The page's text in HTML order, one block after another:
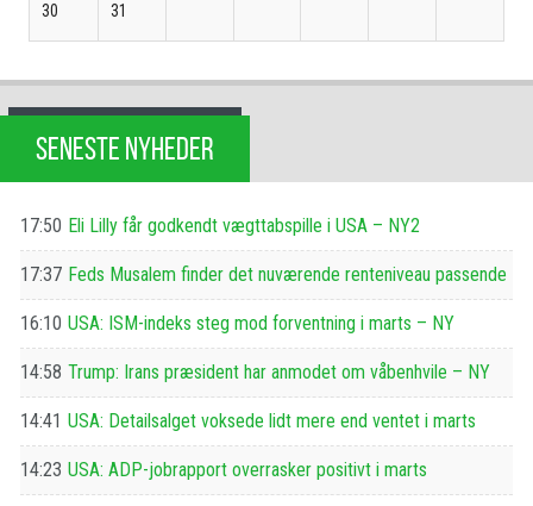
30 31
SENESTE NYHEDER
17:50 Eli Lilly får godkendt vægttabspille i USA – NY2
17:37 Feds Musalem finder det nuværende renteniveau passende
16:10 USA: ISM-indeks steg mod forventning i marts – NY
14:58 Trump: Irans præsident har anmodet om våbenhvile – NY
14:41 USA: Detailsalget voksede lidt mere end ventet i marts
14:23 USA: ADP-jobrapport overrasker positivt i marts